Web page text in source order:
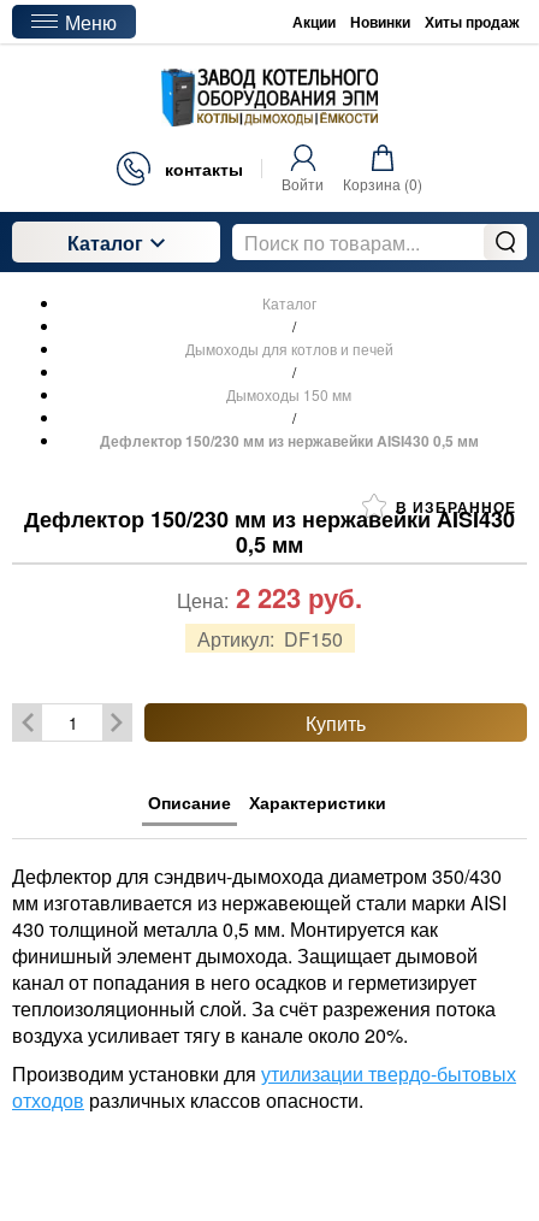
Меню Акции Новинки Хиты продаж
контакты
Войти Корзина (0)
Каталог
Каталог
/
Дымоходы для котлов и печей
/
Дымоходы 150 мм
/
Дефлектор 150/230 мм из нержавейки AISI430 0,5 мм
В ИЗБРАННОЕ
Дефлектор 150/230 мм из нержавейки AISI430
0,5 мм
Артикул: DF150
Цена: 2 223 руб.
Купить
Описание Характеристики
Дефлектор для сэндвич-дымохода диаметром 350/430
мм изготавливается из нержавеющей стали марки AISI
430 толщиной металла 0,5 мм. Монтируется как
финишный элемент дымохода. Защищает дымовой
канал от попадания в него осадков и герметизирует
теплоизоляционный слой. За счёт разрежения потока
воздуха усиливает тягу в канале около 20%.
Производим установки для утилизации твердо-бытовых
отходов различных классов опасности.